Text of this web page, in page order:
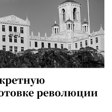
революции